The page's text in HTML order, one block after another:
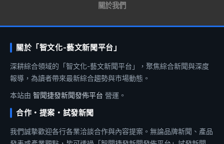
關於我們
關於「智文化-藝文新聞平台」
深耕綜合領域的「智文化-藝文新聞平台」，聚焦綜合新聞與深度
報導，為讀者帶來最新綜合趨勢與市場動態。
本站由 智聞捷發新聞發佈平台 營運。
合作・提案・試發新聞
我們誠摯歡迎各行各業洽談合作與內容提案。無論品牌新聞、產品